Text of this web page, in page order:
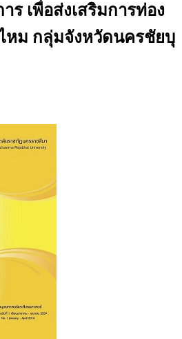
เพื่อส่งเสริมการท่อง
หม กลุ่มจังหวัดนครชัยบุ